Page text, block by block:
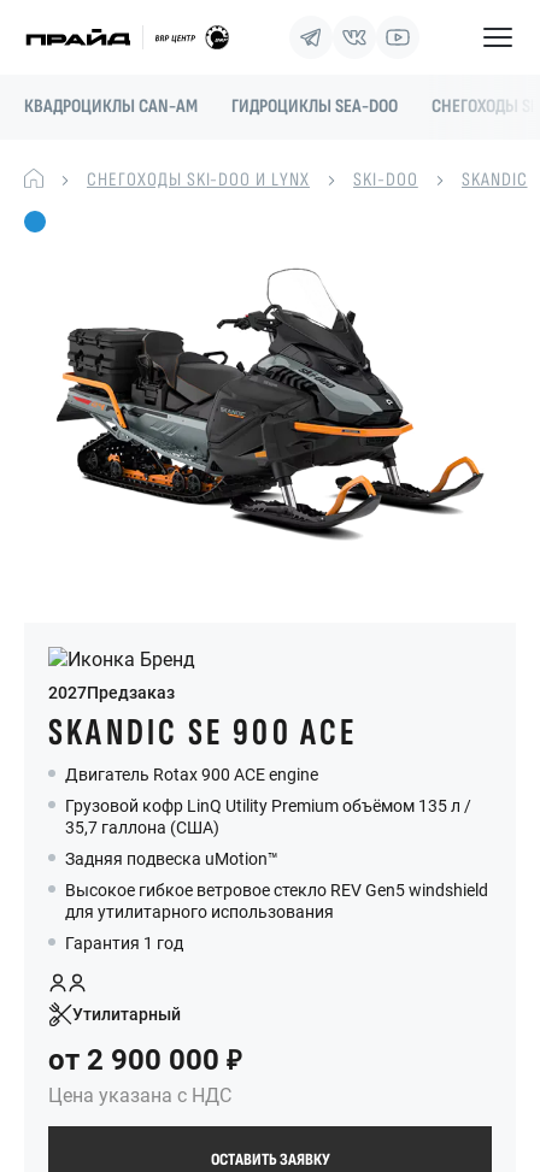
КВАДРОЦИКЛЫ CAN-AM ГИДРОЦИКЛЫ SEA-DOO СНЕГОХОДЫ
СНЕГОХОДЫ SKI-DOO И LYNX SKI-DOO SKANDIC
2027Предзаказ
SKANDIC SE 900 ACE
Двигатель Rotax 900 ACE engine
Грузовой кофр LinQ Utility Premium объёмом 135 л /
35,7 галлона (США)
Задняя подвеска uMotion™
Высокое гибкое ветровое стекло REV Gen5 windshield
для утилитарного использования
Гарантия 1 год
Утилитарный
от 2 900 000
Цена указана с НДС
ОСТАВИТЬ ЗАЯВКУ